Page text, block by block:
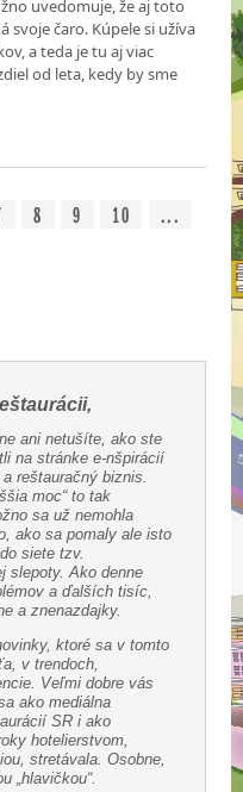
uvedomuje, že aj toto
svoje čaro. Kúpele si užíva
a teda je tu aj viac
od leta, kedy by sme
8 9 10
...
ani netušíte, ako ste
na stránke e-nšpirácií
reštauračný biznis.
moc“ to tak
sa už nemohla
ako sa pomaly ale isto
siete tzv.
slepoty. Ako denne
a ďalších tisíc,
a znenazdajky.
ktoré sa v tomto
v trendoch,
Veľmi dobre vás
ako mediálna
SR i ako
hotelierstvom,
stretávala. Osobne,
„hlavičkou“.